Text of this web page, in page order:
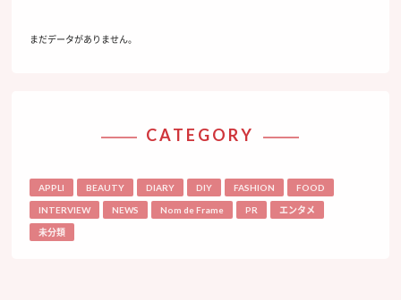
まだデータがありません。
CATEGORY
APPLI BEAUTY DIARY DIY FASHION FOOD
INTERVIEW NEWS Nom de Frame PR エンタメ
未分類